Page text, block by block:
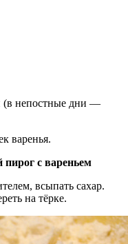
(в непостные дни —
варенья.
с вареньем
всыпать сахар.
на тёрке.